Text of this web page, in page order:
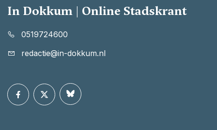
In Dokkum | Online Stadskrant
0519724600
redactie@in-dokkum.nl